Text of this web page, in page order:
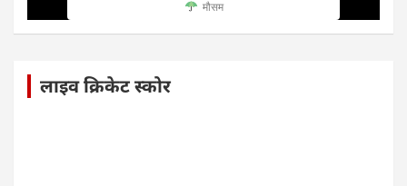
मौसम
लाइव क्रिकेट स्कोर